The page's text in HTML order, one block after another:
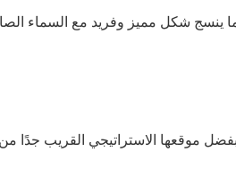
ينسج شكل مميز وفريد مع السماء
موقعها الاستراتيجي القريب جدًا من